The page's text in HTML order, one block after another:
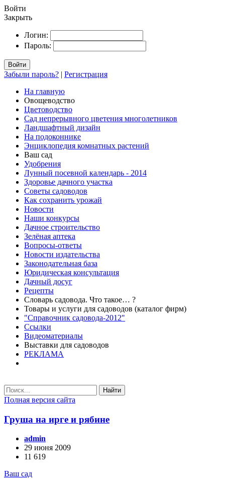
Войти
Закрыть
Логин:
Пароль:
Войти
Забыли пароль? | Регистрация
На главную
Овощеводство
Цветоводство
Сад непрерывного цветения многолетников
Ландшафтный дизайн
На подоконнике
Энциклопедия комнатных растений
Ваш сад
Удобрения
Лунный посевной календарь - 2014
Здоровье дачного участка
Советы садоводов
Как сохранить урожай
Новости
Наши конкурсы
Дачное строительство
Зелёная аптека
Вопросы-ответы
Новости издательства
Законодательная база
Юридическая консультация
Дачный досуг
Рецепты
Словарь садовода. Что такое… ?
Товары и услуги для садоводов (каталог фирм)
"Справочник садовода-2012"
Ссылки
Видеоматериалы
Выставки для садоводов
РЕКЛАМА
Найти
Полная версия сайта
Груша на ирге и рябине
admin
29 июня 2009
11 619
Ваш сад